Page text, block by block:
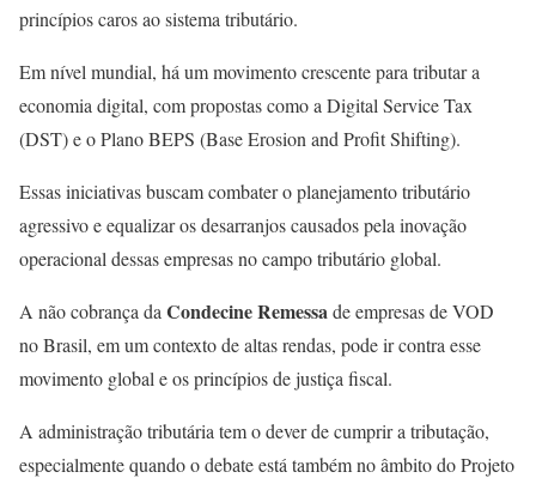
princípios caros ao sistema tributário.
Em nível mundial, há um movimento crescente para tributar a
economia digital, com propostas como a Digital Service Tax
(DST) e o Plano BEPS (Base Erosion and Profit Shifting).
Essas iniciativas buscam combater o planejamento tributário
agressivo e equalizar os desarranjos causados pela inovação
operacional dessas empresas no campo tributário global.
A não cobrança da Condecine Remessade empresas de VOD
no Brasil, em um contexto de altas rendas, pode ir contra esse
movimento global e os princípios de justiça fiscal.
A administração tributária tem o dever de cumprir a tributação,
especialmente quando o debate está também no âmbito do Projeto